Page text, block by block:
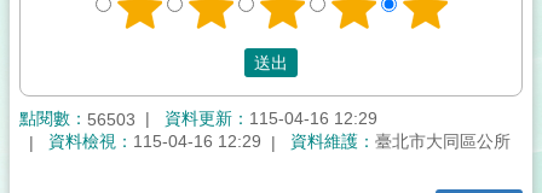
點閱數： 56503 資料更新： 115-04-16 12:29
資料檢視： 115-04-16 12:29 資料維護： 臺北市大同區公所